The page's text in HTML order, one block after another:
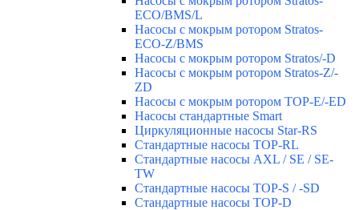
ECO/BMS/L
Насосы с мокрым ротором Stratos-
ECO-Z/BMS
Насосы с мокрым ротором Stratos/-D
Насосы с мокрым ротором Stratos-Z/-
ZD
Насосы с мокрым ротором TOP-E/-ED
Насосы стандартные Smart
Циркуляционные насосы Star-RS
Стандартные насосы TOP-RL
Стандартные насосы AXL / SE / SE-
TW
Стандартные насосы TOP-S / -SD
Стандартные насосы TOP-D